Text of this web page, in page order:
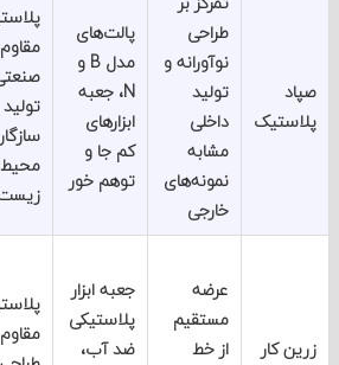
نوآورانه و
داخلی
نمونه‌های
پالت‌های
مدل B و
N، جعبه
کم‌ جا و
توهم‌ خور
پلاستیک
مقاوم
صنعتی،
تولید
سازگار با
محیط
زیست
مستقیم
از خط
جعبه ابزار
پلاستیکی
ضد آب،
پلاستیک
مقاوم،